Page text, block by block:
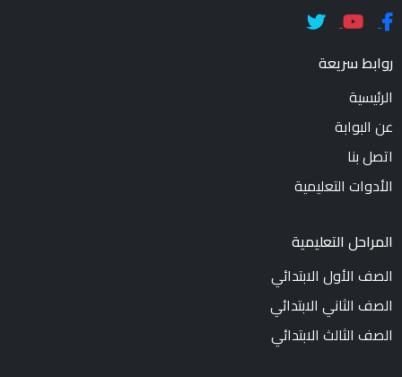
روابط سريعة
الرئيسية
عن البوابة
اتصل بنا
الأدوات التعليمية
المراحل التعليمية
الصف الأول الابتدائي
الصف الثاني الابتدائي
الصف الثالث الابتدائي